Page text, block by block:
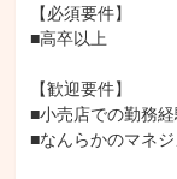
【必須要件】
■高卒以上
【歓迎要件】
■小売店での勤務
■なんらかのマネ